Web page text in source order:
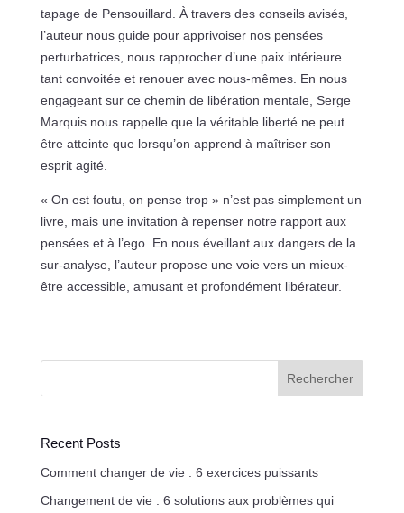
tapage de Pensouillard. À travers des conseils avisés,
l’auteur nous guide pour apprivoiser nos pensées
perturbatrices, nous rapprocher d’une paix intérieure
tant convoitée et renouer avec nous-mêmes. En nous
engageant sur ce chemin de libération mentale, Serge
Marquis nous rappelle que la véritable liberté ne peut
être atteinte que lorsqu’on apprend à maîtriser son
esprit agité.
« On est foutu, on pense trop » n’est pas simplement un
livre, mais une invitation à repenser notre rapport aux
pensées et à l’ego. En nous éveillant aux dangers de la
sur-analyse, l’auteur propose une voie vers un mieux-
être accessible, amusant et profondément libérateur.
Rechercher
Recent Posts
Comment changer de vie : 6 exercices puissants
Changement de vie : 6 solutions aux problèmes qui